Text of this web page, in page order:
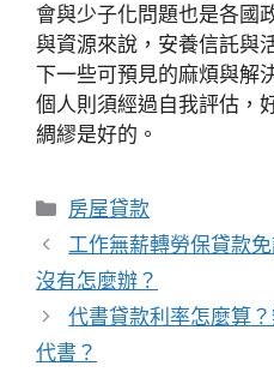
會與少子化問題也是各國
與資源來說，安養信託與
下一些可預見的麻煩與解
個人則須經過自我評估，
綢繆是好的。
分
類
房屋貸款
工作無薪轉勞保貸款
沒有怎麼辦？
代書貸款利率怎麼算
代書？